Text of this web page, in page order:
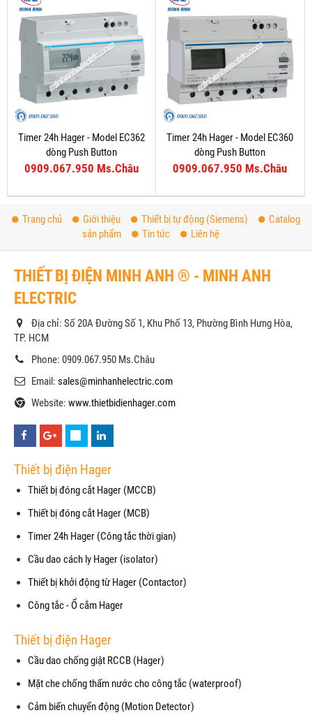
Timer 24h Hager - Model EC362
dòng Push Button
0909.067.950 Ms.Châu
Timer 24h Hager - Model EC360
dòng Push Button
0909.067.950 Ms.Châu
Trang chủ Giới thiệu Thiết bị tự động (Siemens)
Catalog
sản phẩm
Tin tức Liên hệ
THIẾT BỊ ĐIỆN MINH ANH ® - MINH ANH
ELECTRIC
Địa chỉ: Số 20A Đường Số 1, Khu Phố 13, Phường Bình Hưng Hòa,
TP. HCM
Phone: 0909.067.950 Ms.Châu
Email: sales@minhanhelectric.com
Website: www.thietbidienhager.com
Thiết bị điện Hager
Thiết bị đóng cắt Hager (MCCB)
Thiết bị đóng cắt Hager (MCB)
Timer 24h Hager (Công tắc thời gian)
Cầu dao cách ly Hager (isolator)
Thiết bị khởi động từ Hager (Contactor)
Công tắc - Ổ cắm Hager
Thiết bị điện Hager
Cầu dao chống giật RCCB (Hager)
Mặt che chống thấm nước cho công tắc (waterproof)
Cảm biến chuyển động (Motion Detector)